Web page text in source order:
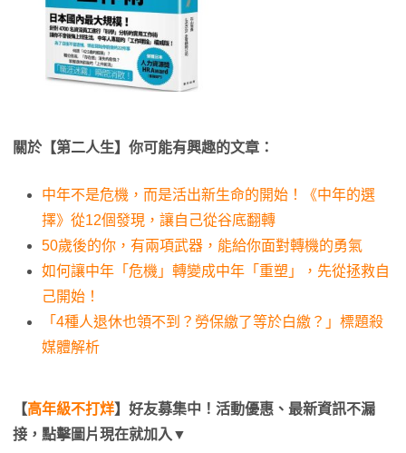
關於【第二人生】你可能有興趣的文章：
中年不是危機，而是活出新生命的開始！《中年的選
擇》從12個發現，讓自己從谷底翻轉
50歲後的你，有兩項武器，能給你面對轉機的勇氣
如何讓中年「危機」轉變成中年「重塑」，先從拯救自
己開始！
「4種人退休也領不到？勞保繳了等於白繳？」標題殺
媒體解析
【高年級不打烊】好友募集中！活動優惠、最新資訊不漏
接，點擊圖片現在就加入▼